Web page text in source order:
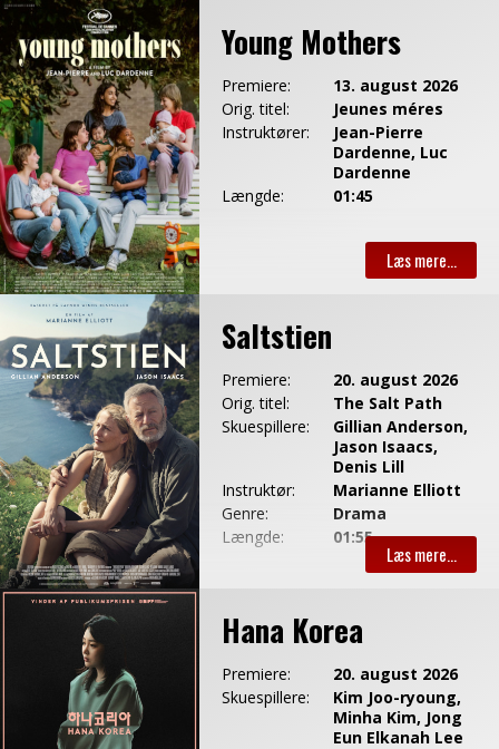
Young Mothers
Premiere:
13. august 2026
Orig. titel:
Jeunes méres
Instruktører:
Jean-Pierre
Dardenne, Luc
Dardenne
Længde:
01:45
Saltstien
Premiere:
20. august 2026
Orig. titel:
The Salt Path
Skuespillere:
Gillian Anderson,
Jason Isaacs,
Denis Lill
Instruktør:
Marianne Elliott
Genre:
Drama
Længde:
01:55
Hana Korea
Premiere:
20. august 2026
Skuespillere:
Kim Joo-ryoung,
Minha Kim, Jong
Eun Elkanah Lee